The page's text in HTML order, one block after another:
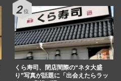
くら寿司、閉店間際の“ネタ大盛
り”写真が話題に「出会えたらラッ